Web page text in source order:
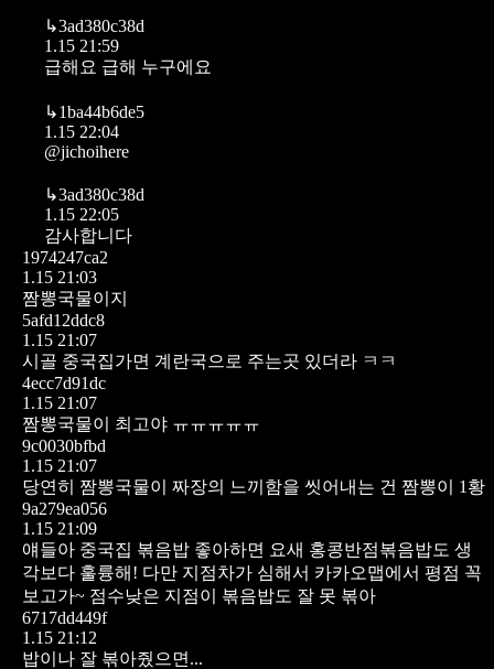
↳3ad380c38d
1.15 21:59
급해요 급해 누구에요
↳1ba44b6de5
1.15 22:04
@jichoihere
↳3ad380c38d
1.15 22:05
감사합니다
1974247ca2
1.15 21:03
짬뽕국물이지
5afd12ddc8
1.15 21:07
시골 중국집가면 계란국으로 주는곳 있더라 ㅋㅋ
4ecc7d91dc
1.15 21:07
짬뽕국물이 최고야 ㅠㅠㅠㅠㅠ
9c0030bfbd
1.15 21:07
당연히 짬뽕국물이 짜장의 느끼함을 씻어내는 건 짬뽕이 1황
9a279ea056
1.15 21:09
얘들아 중국집 볶음밥 좋아하면 요새 홍콩반점볶음밥도 생
각보다 훌륭해! 다만 지점차가 심해서 카카오맵에서 평점 꼭
보고가~ 점수낮은 지점이 볶음밥도 잘 못 볶아
6717dd449f
1.15 21:12
밥이나 잘 볶아줬으면...